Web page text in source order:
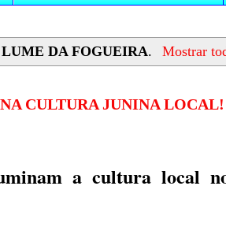
LUME DA FOGUEIRA. Mostrar
CULTURA JUNINA LOCAL!
a cultura local